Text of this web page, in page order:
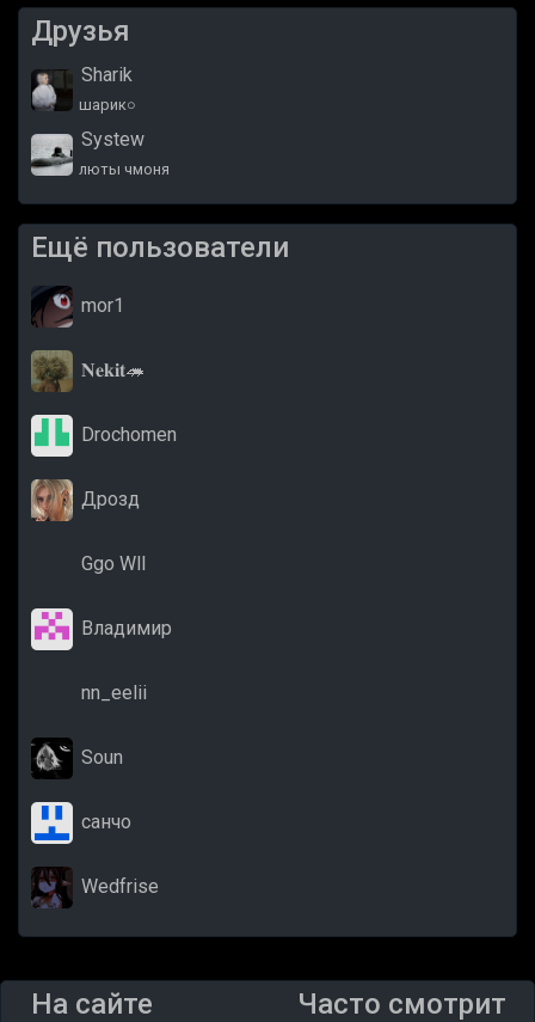
Друзья
Sharik
шарик○
Systew
люты чмоня
Ещё пользователи
mor1
𝐍𝐞𝐤𝐢𝐭🦔
Drochomen
Дрозд
Ggo Wll
Владимир
nn_eelii
Soun
санчо
Wedfrise
На сайте Часто смотрит